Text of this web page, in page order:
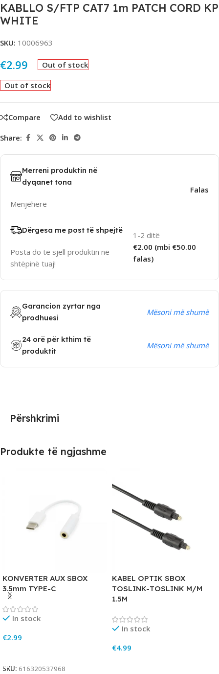
KABLLO S/FTP CAT7 1m PATCH CORD KP
WHITE
SKU: 10006963
€2.99 Out of stock
Out of stock
Compare Add to wishlist
Share:
Merreni produktin në
dyqanet tona
Menjëherë
Falas
Dërgesa me post të shpejtë
Posta do të sjell produktin në
shtëpinë tuaj!
1-2 ditë
€2.00 (mbi €50.00
falas)
Garancion zyrtar nga
prodhuesi
Mësoni më shumë
24 orë për kthim të
produktit
Mësoni më shumë
Përshkrimi
Produkte të ngjashme
KONVERTER AUX SBOX
3.5mm TYPE-C
In stock
€2.99
SKU: 616320537968
KABEL OPTIK SBOX
TOSLINK-TOSLINK M/M
1.5M
In stock
€4.99